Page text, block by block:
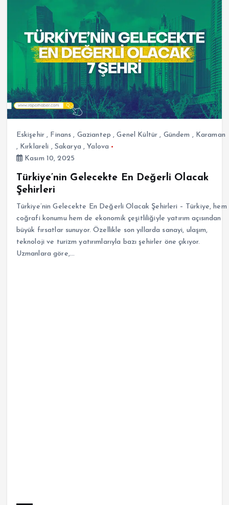
Eskişehir, Finans , Gaziantep ,Genel Kültür , Gündem , Karaman
, Kırklareli , Sakarya ,Yalova
Kasım 10, 2025
Türkiye’nin Gelecekte En Değerli Olacak
Şehirleri
Türkiye’nin Gelecekte En Değerli Olacak Şehirleri – Türkiye, hem
coğrafi konumu hem de ekonomik çeşitliliğiyle yatırım açısından
büyük fırsatlar sunuyor. Özellikle son yıllarda sanayi, ulaşım,
teknoloji ve turizm yatırımlarıyla bazı şehirler öne çıkıyor.
Uzmanlara göre,…